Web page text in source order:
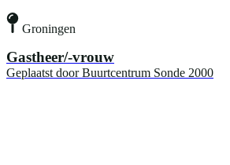
Groningen
Gastheer/-vrouw
Geplaatst door Buurtcentrum Sonde 2000